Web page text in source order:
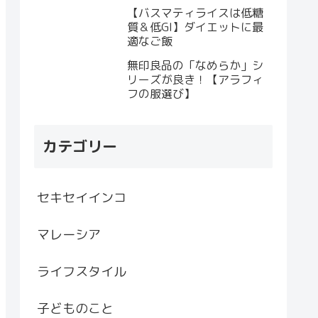
【バスマティライスは低糖
質＆低GI】ダイエットに最
適なご飯
無印良品の「なめらか」シ
リーズが良き！【アラフィ
フの服選び】
カテゴリー
セキセイインコ
マレーシア
ライフスタイル
子どものこと